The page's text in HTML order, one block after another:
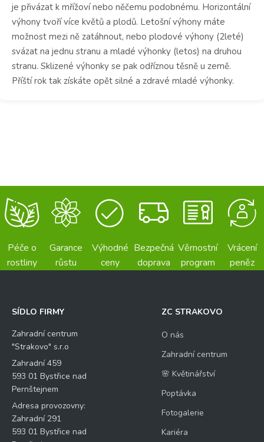
je přivázat k mřížoví nebo něčemu podobnému. Horizontální
výhony tvoří více květů a plodů. Letošní výhony máte
možnost mezi ně zatáhnout, nebo plodové výhony (2leté)
svázat na jednu stranu a mladé výhonky (letos) na druhou
stranu. Sklizené výhonky se pak odříznou těsně u země.
Příští rok tak získáte opět silné a zdravé mladé výhonky.
Péče o
rostliny
Garance
růstu
Výhodné
ceny
Bezpečná
doprava
Věrnostní
program
Vrácení
peněz
SÍDLO FIRMY
Zahradní centrum
"Strakovo" s.r.o
Zahradní 459
593 01 Bystřice nad
Pernštejnem
Adresa provozovny:
Zahradní 291
593 01 Bystřice nad
ZC STRAKOVO
O nás
Zahradní centrum
🌸 Květinářství
Poptávka
Fotogalerie
Kariéra